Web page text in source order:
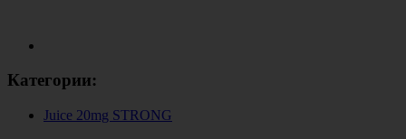
Категории:
Juice 20mg STRONG